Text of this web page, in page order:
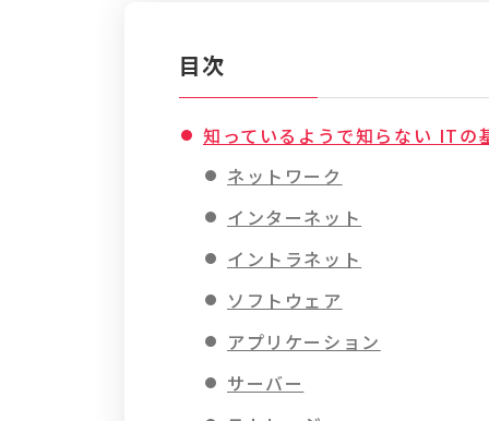
目次
知っているようで知らない ITの
ネットワーク
インターネット
イントラネット
ソフトウェア
アプリケーション
サーバー